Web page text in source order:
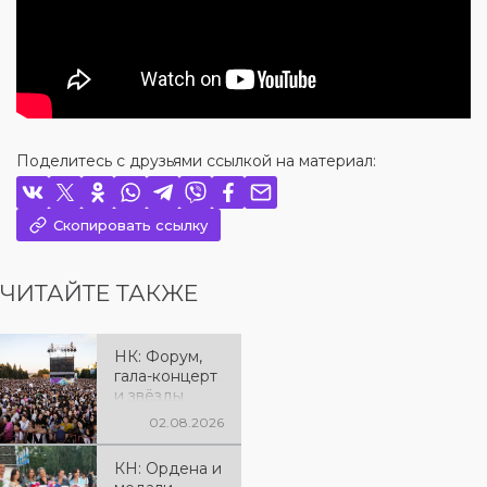
Поделитесь с друзьями ссылкой на материал:
Скопировать ссылку
ЧИТАЙТЕ ТАКЖЕ
НК: Форум,
гала-концерт
и звёзды
эстрады: как
Костанайско
02.08.2026
КН: Ордена и